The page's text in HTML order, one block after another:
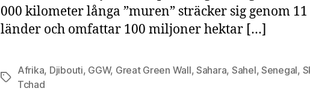
000 kilometer långa ”muren” sträcker sig genom 11
länder och omfattar 100 miljoner hektar […]
Etiketter
Afrika, Djibouti, GGW, Great Green Wall, Sahara, Sahel, Senegal,
Tchad